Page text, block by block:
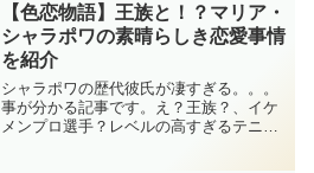
【色恋物語】王族と！？マリア・
シャラポワの素晴らしき恋愛事情
を紹介
シャラポワの歴代彼氏が凄すぎる。。。
事が分かる記事です。え？王族？、イケ
メンプロ選手？レベルの高すぎるテニ